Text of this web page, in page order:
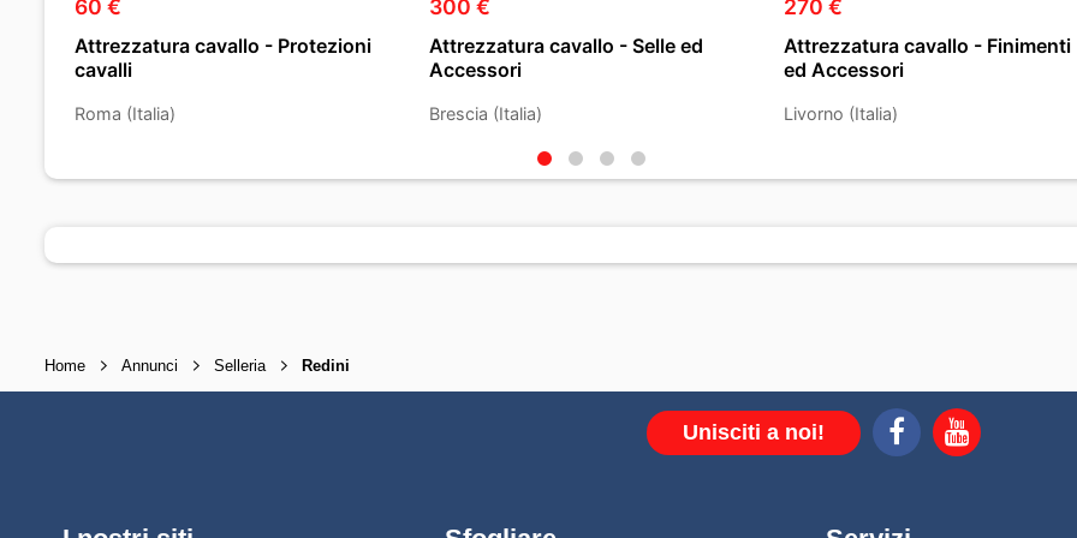
60 €
Attrezzatura cavallo - Protezioni
cavalli
Roma (Italia)
300 €
Attrezzatura cavallo - Selle ed
Accessori
Brescia (Italia)
270 €
Attrezzatura cavallo - Finimenti
ed Accessori
Livorno (Italia)
Home Annunci Selleria Redini
Unisciti a noi!